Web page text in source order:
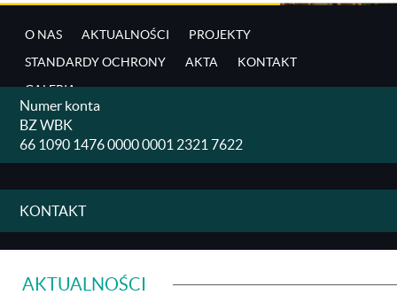
Numer konta
BZ WBK
66 1090 1476 0000 0001 2321 7622
KONTAKT
O NAS AKTUALNOŚCI
PROJEKTY
STANDARDY OCHRONY
AKTA
KONTAKT
GALERIA
AKTUALNOŚCI